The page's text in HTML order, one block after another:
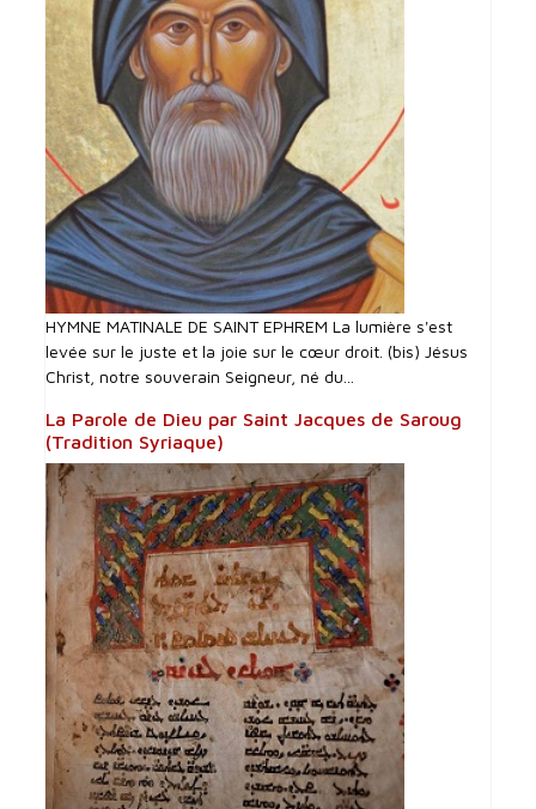
HYMNE MATINALE DE SAINT EPHREM La lumière s'est
levée sur le juste et la joie sur le cœur droit. (bis) Jésus
Christ, notre souverain Seigneur, né du...
La Parole de Dieu par Saint Jacques de Saroug
(Tradition Syriaque)